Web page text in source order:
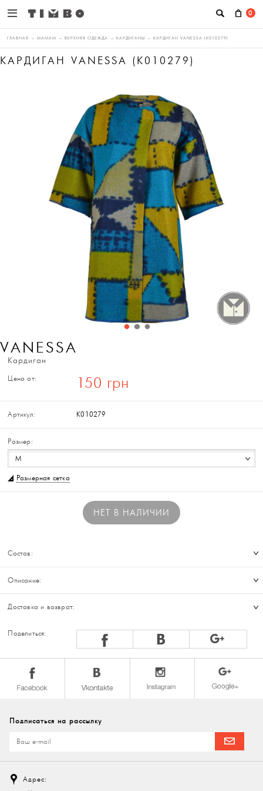
0
ГЛАВНАЯ → МАМАМ → ВЕРХНЯЯ ОДЕЖДА → КАРДИГАНЫ → КАРДИГАН VANESSA (K010279)
КАРДИГАН VANESSA (K010279)
VANESSA
Кардиган
Цена от: 150 грн
Артикул: K010279
Размер:
M
Размерная сетка
НЕТ В НАЛИЧИИ
Состав:
Описание:
Доставка и возврат:
Поделиться:
Подписаться на рассылку
Адрес: